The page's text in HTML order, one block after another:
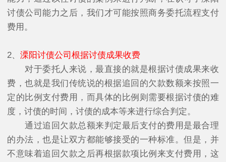
讨债公司能力之后，我们才可能按照商务委托流程支付
费用。
2、 溧阳讨债公司根据讨债成果收费
对于委托人来说，最直接的就是根据讨债成果来收
费，也就是我们传统说的根据追回的欠款数额来按照一
定的比例支付费用，而具体的比例则需要根据讨债的难
度，讨债的时间，讨债的成本等来进行综合判定。
通过追回欠款总额来判定最后支付的费用是最合理
的办法，也是让双方都能够接受的一种标准。但是，并
不意味着追回欠款之后再根据款项比例来支付费用，这